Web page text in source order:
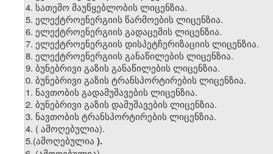
14. სათემო მაუწყებლობის ლიცენზია.
15. ელექტროენერგიის წარმოების ლიცენზია.
16. ელექტროენერგიის გადაცემის ლიცენზია.
17. ელექტროენერგიის დისპეტჩერიზაციის ლიცენზია.
18. ელექტროენერგიის განაწილების ლიცენზია.
19. ბუნებრივი გაზის განაწილების ლიცენზია.
20. ბუნებრივი გაზის ტრანსპორტირების ლიცენზია.
21. ნავთობის გადამუშავების ლიცენზია.
22. ბუნებრივი გაზის დამუშავების ლიცენზია.
23. ნავთობის ტრანსპორტირების ლიცენზია.
24. ( ამოღებულია).
25.(ამოღებულია ).